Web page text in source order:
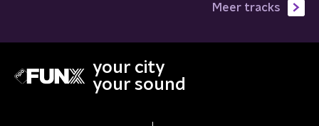
Meer tracks
your city
your sound